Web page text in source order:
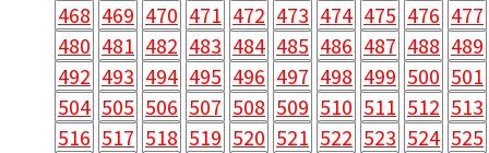
468 469 470 471 472 473 474 475 476 477
480 481 482 483 484 485 486 487 488 489
492 493 494 495 496 497 498 499 500 501
504 505 506 507 508 509 510 511 512 513
516 517 518 519 520 521 522 523 524 525